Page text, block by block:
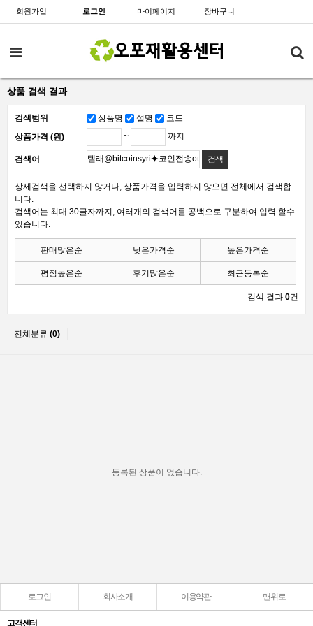
회원가입 로그인 마이페이지 장바구니
상품 검색 결과
검색범위 상품명 설명
코드
상품가격 (원)
~ 까지
검색어
상세검색을 선택하지 않거나, 상품가격을 입력하지 않으면 전체에서 검색합
니다.
검색어는 최대 30글자까지, 여러개의 검색어를 공백으로 구분하여 입력 할수
있습니다.
판매많은순 낮은가격순 높은가격순
평점높은순 후기많은순 최근등록순
검색 결과 0건
전체분류 (0)
등록된 상품이 없습니다.
로그인 회사소개 이용약관 맨위로
고객센터